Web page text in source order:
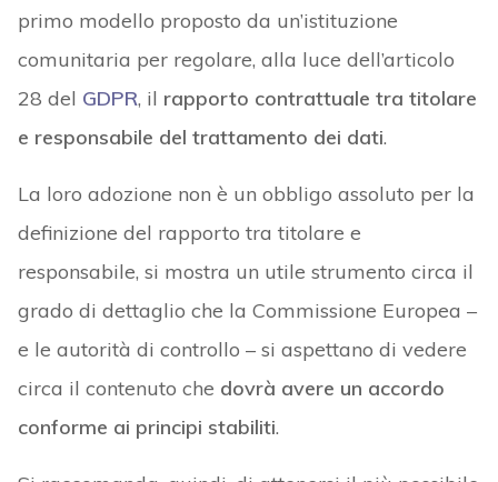
primo modello proposto da un’istituzione
comunitaria per regolare, alla luce dell’articolo
28 del GDPR, il rapporto contrattuale tra titolare
e responsabile del trattamento dei dati.
La loro adozione non è un obbligo assoluto per la
definizione del rapporto tra titolare e
responsabile, si mostra un utile strumento circa il
grado di dettaglio che la Commissione Europea –
e le autorità di controllo – si aspettano di vedere
circa il contenuto che dovrà avere un accordo
conforme ai principi stabiliti.